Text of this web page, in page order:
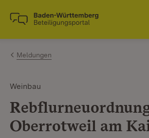
Zum Inhalt springen
Link zur Startseite
Meldungen
Weinbau
Oberrotweil am